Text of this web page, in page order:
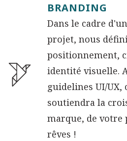
BRANDING
Dans le cadre
projet, nous
positionnement,
identité visuelle.
guidelines UI/UX,
soutiendra la
marque, de votre
rêves !